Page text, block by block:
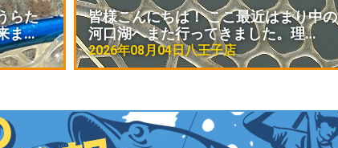
らた
ま…
皆様こんにちは！ ここ最近はまり中の
河口湖へまた行ってきました。理…
2026年08月04日八王子店